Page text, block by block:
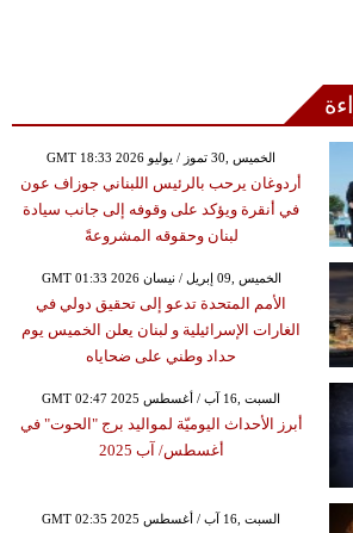
GMT 18:33 2026 الخميس ,30 تموز / يوليو
أردوغان يرحب بالرئيس اللبناني جوزاف عون
في أنقرة ويؤكد على وقوفه إلى جانب سيادة
لبنان وحقوقه المشروعةً
GMT 01:33 2026 الخميس ,09 إبريل / نيسان
الأمم المتحدة تدعو إلى تحقيق دولي في
الغارات الإسرائيلية و لبنان يعلن الخميس يوم
حداد وطني على ضحاياه
GMT 02:47 2025 السبت ,16 آب / أغسطس
أبرز الأحداث اليوميّة لمواليد برج "الحوت" في
أغسطس/ آب 2025
GMT 02:35 2025 السبت ,16 آب / أغسطس